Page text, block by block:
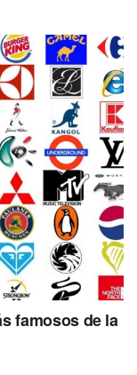
famosos de la